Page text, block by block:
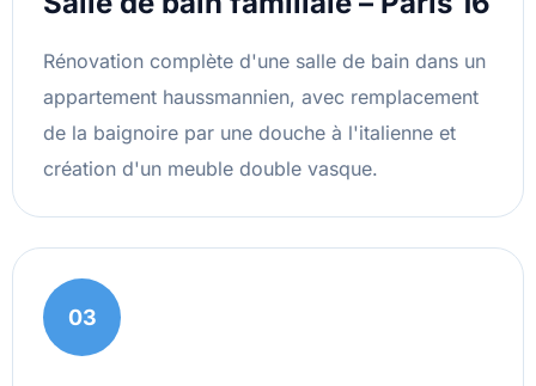
Rénovation complète d'une salle de bain dans un
appartement haussmannien, avec remplacement
de la baignoire par une douche à l'italienne et
création d'un meuble double vasque.
03